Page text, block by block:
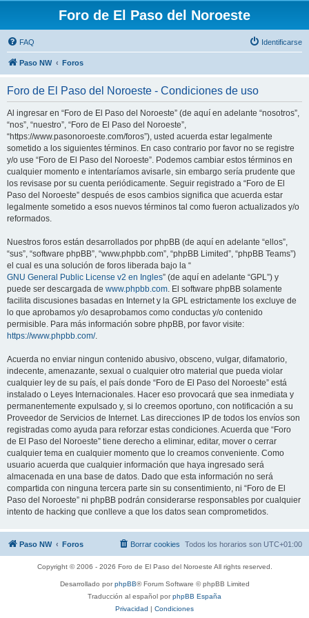
Foro de El Paso del Noroeste
FAQ Identificarse
Paso NW Foros
Foro de El Paso del Noroeste - Condiciones de uso
Al ingresar en “Foro de El Paso del Noroeste” (de aquí en adelante “nosotros”,
“nos”, “nuestro”, “Foro de El Paso del Noroeste”,
“https://www.pasonoroeste.com/foros”), usted acuerda estar legalmente
sometido a los siguientes términos. En caso contrario por favor no se registre
y/o use “Foro de El Paso del Noroeste”. Podemos cambiar estos términos en
cualquier momento e intentaríamos avisarle, sin embargo sería prudente que
los revisase por su cuenta periódicamente. Seguir registrado a “Foro de El
Paso del Noroeste” después de esos cambios significa que acuerda estar
legalmente sometido a esos nuevos términos tal como fueron actualizados y/o
reformados.
Nuestros foros están desarrollados por phpBB (de aquí en adelante “ellos”,
“sus”, “software phpBB”, “www.phpbb.com”, “phpBB Limited”, “phpBB Teams”)
el cual es una solución de foros liberada bajo la “
GNU General Public License v2 en Ingles” (de aquí en adelante “GPL”) y
puede ser descargada de www.phpbb.com. El software phpBB solamente
facilita discusiones basadas en Internet y la GPL estrictamente los excluye de
lo que aprobamos y/o desaprobamos como conductas y/o contenido
permisible. Para más información sobre phpBB, por favor visite:
https://www.phpbb.com/.
Acuerda no enviar ningun contenido abusivo, obsceno, vulgar, difamatorio,
indecente, amenazante, sexual o cualquier otro material que pueda violar
cualquier ley de su país, el país donde “Foro de El Paso del Noroeste” está
instalado o Leyes Internacionales. Hacer eso provocará que sea inmediata y
permanentemente expulsado y, si lo creemos oportuno, con notificación a su
Proveedor de Servicios de Internet. Las direcciones IP de todos los envíos son
registradas como ayuda para reforzar estas condiciones. Acuerda que “Foro
de El Paso del Noroeste” tiene derecho a eliminar, editar, mover o cerrar
cualquier tema en cualquier momento que lo creamos conveniente. Como
usuario acuerda que cualquier información que haya ingresado será
almacenada en una base de datos. Dado que esta información no será
compartida con ninguna tercera parte sin su consentimiento, ni “Foro de El
Paso del Noroeste” ni phpBB podrán considerarse responsables por cualquier
intento de hacking que conlleve a que los datos sean comprometidos.
Paso NW Foros Todos los horarios son UTC+01:00
Borrar cookies
Copyright © 2006 - 2026 Foro de El Paso del Noroeste All rights reserved.
Desarrollado porphpBB® Forum Software © phpBB Limited
Traducción al español porphpBB España
Privacidad | Condiciones